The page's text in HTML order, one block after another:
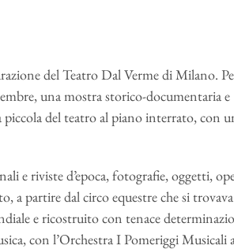
del Teatro Dal Verme di Milano.
una mostra storico-documentaria e
piccola del teatro al piano interrato, con
e riviste d’epoca, fotografie, oggetti,
a partire dal circo equestre che si
e ricostruito con tenace
con l’Orchestra I Pomeriggi Musicali